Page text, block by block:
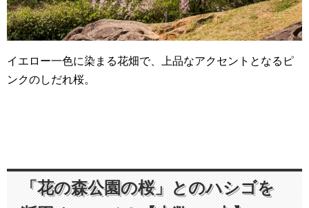
イエロー一色に染まる花畑で、上品なアクセントとなるピ
ンクのしだれ桜。
「花の森公園の桜」とのハシゴを